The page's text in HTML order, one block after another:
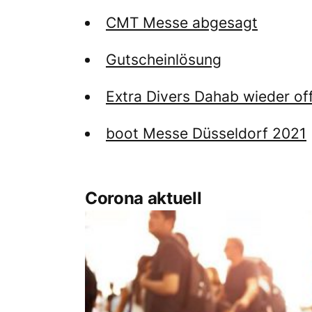
CMT Messe abgesagt
Gutscheinlösung
Extra Divers Dahab wieder
boot Messe Düsseldorf 2021
Corona aktuell